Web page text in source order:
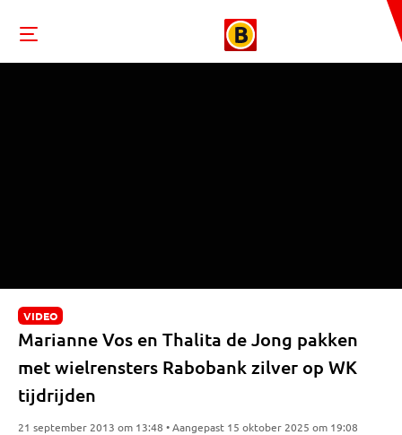
VIDEO
Marianne Vos en Thalita de Jong pakken
met wielrensters Rabobank zilver op WK
tijdrijden
21 september 2013 om 13:48 • Aangepast 15 oktober 2025 om 19:08